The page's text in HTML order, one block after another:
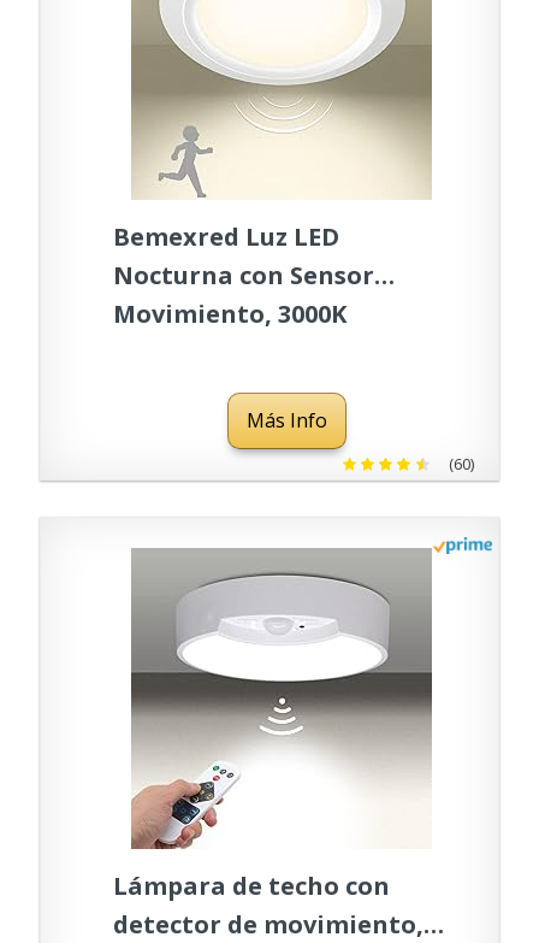
Bemexred Luz LED
Nocturna con Sensor
Movimiento, 3000K
con Sensor de Movimiento
Luz Armario para Escalera,
Baño, Despensa, Cocina,
Cálido
Más Info
(60)
Lámpara de techo con
detector de movimiento,